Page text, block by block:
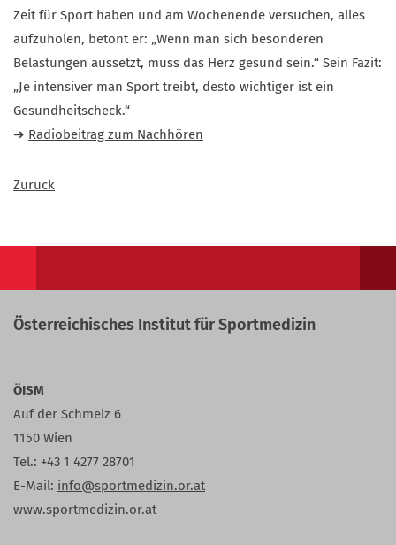
Zeit für Sport haben und am Wochenende versuchen, alles
aufzuholen, betont er: „Wenn man sich besonderen
Belastungen aussetzt, muss das Herz gesund sein.“ Sein Fazit:
„Je intensiver man Sport treibt, desto wichtiger ist ein
Gesundheitscheck.“
➔ Radiobeitrag zum Nachhören
Zurück
Österreichisches Institut für Sportmedizin
ÖISM
Auf der Schmelz 6
1150 Wien
Tel.: +43 1 4277 28701
E-Mail: info@sportmedizin.or.at
www.sportmedizin.or.at